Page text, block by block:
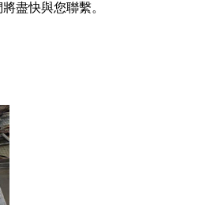
盡快與您聯繫。